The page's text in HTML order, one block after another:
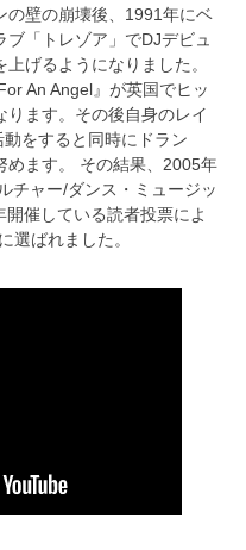
の壁の崩壊後、1991年にベ
「トレゾア」でDJデビュ
げるようになりました。
An Angel』が英国でヒッ
ります。その後自身のレイ
をすると同時にドラン
めます。 その結果、2005年
チャー/ダンス・ミュージッ
催している読者投票によ
選ばれました。